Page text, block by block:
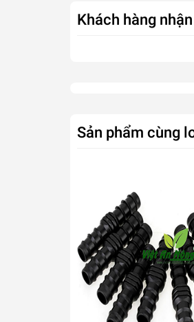
Khách hàng
Sản phẩm cùng